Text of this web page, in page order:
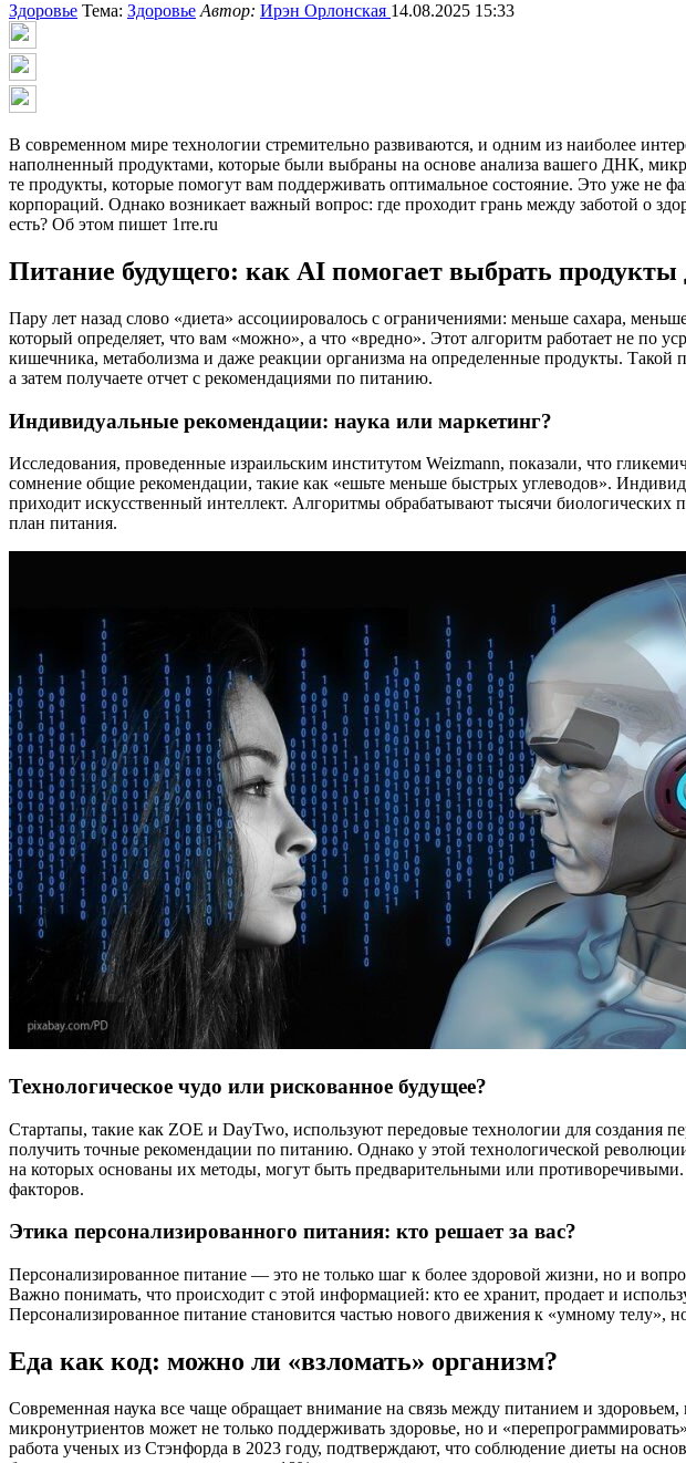
Здоровье Тема: Здоровье Автор: Ирэн Орлонская 14.08.2025 15:33
В современном мире технологии стремительно развиваются, и одним из наиболее
наполненный продуктами, которые были выбраны на основе анализа вашего ДНК,
те продукты, которые помогут вам поддерживать оптимальное состояние. Это уже не
корпораций. Однако возникает важный вопрос: где проходит грань между заботой о
есть? Об этом пишет 1rre.ru
Питание будущего: как AI помогает выбрать продукты
Пару лет назад слово «диета» ассоциировалось с ограничениями: меньше сахара,
который определяет, что вам «можно», а что «вредно». Этот алгоритм работает не по
кишечника, метаболизма и даже реакции организма на определенные продукты. Такой
а затем получаете отчет с рекомендациями по питанию.
Индивидуальные рекомендации: наука или маркетинг?
Исследования, проведенные израильским институтом Weizmann, показали, что
сомнение общие рекомендации, такие как «ешьте меньше быстрых углеводов».
приходит искусственный интеллект. Алгоритмы обрабатывают тысячи
план питания.
Технологическое чудо или рискованное будущее?
Стартапы, такие как ZOE и DayTwo, используют передовые технологии для создания
получить точные рекомендации по питанию. Однако у этой технологической
на которых основаны их методы, могут быть предварительными или
факторов.
Этика персонализированного питания: кто решает за вас?
Персонализированное питание — это не только шаг к более здоровой жизни, но и
Важно понимать, что происходит с этой информацией: кто ее хранит, продает и
Персонализированное питание становится частью нового движения к «умному телу»,
Еда как код: можно ли «взломать» организм?
Современная наука все чаще обращает внимание на связь между питанием и
микронутриентов может не только поддерживать здоровье, но и
работа ученых из Стэнфорда в 2023 году, подтверждают, что соблюдение диеты на